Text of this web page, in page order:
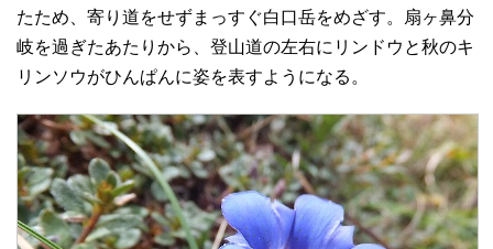
たため、寄り道をせずまっすぐ白口岳をめざす。扇ヶ鼻分
岐を過ぎたあたりから、登山道の左右にリンドウと秋のキ
リンソウがひんぱんに姿を表すようになる。